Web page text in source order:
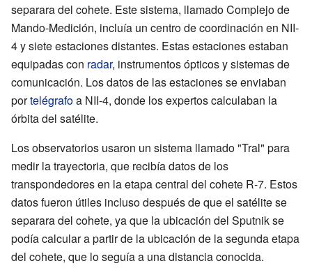
separara del cohete. Este sistema, llamado Complejo de
Mando-Medición, incluía un centro de coordinación en NII-
4 y siete estaciones distantes. Estas estaciones estaban
equipadas con radar, instrumentos ópticos y sistemas de
comunicación. Los datos de las estaciones se enviaban
portelégrafoa NII-4, donde los expertos calculaban la
órbita del satélite.
Los observatorios usaron un sistema llamado "Tral" para
medir la trayectoria, que recibía datos de los
transpondedores en la etapa central del cohete R-7. Estos
datos fueron útiles incluso después de que el satélite se
separara del cohete, ya que la ubicación del Sputnik se
podía calcular a partir de la ubicación de la segunda etapa
del cohete, que lo seguía a una distancia conocida.